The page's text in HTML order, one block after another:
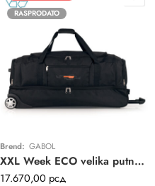
RASPRODATO
Brend: GABOL
XXL Week ECO velika putna torba sa točkićima sa 2 pregrade Gabol | crna | eko tekstil | 116 L
17.670,00 рсд